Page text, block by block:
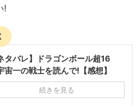
!
タバレ】ドラゴンボール超16
宙一の戦士を読んで!【感想】
続きを見る